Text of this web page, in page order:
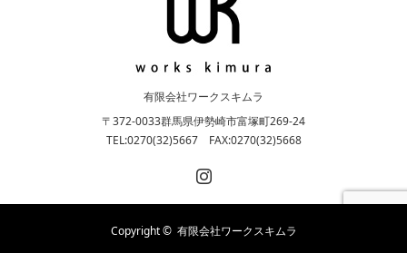
有限会社ワークスキムラ
〒372-0033群馬県伊勢崎市富塚町269-24
TEL:0270(32)5667 FAX:0270(32)5668
Copyright © 有限会社ワークスキムラ